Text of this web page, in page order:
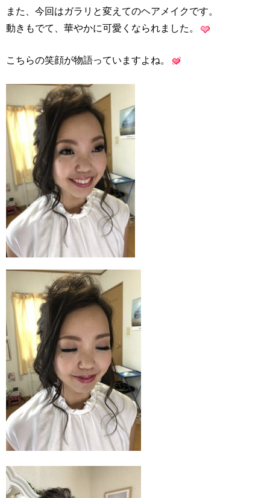
また、今回はガラリと変えてのヘアメイクです。
動きもでて、華やかに可愛くなられました。
こちらの笑顔が物語っていますよね。